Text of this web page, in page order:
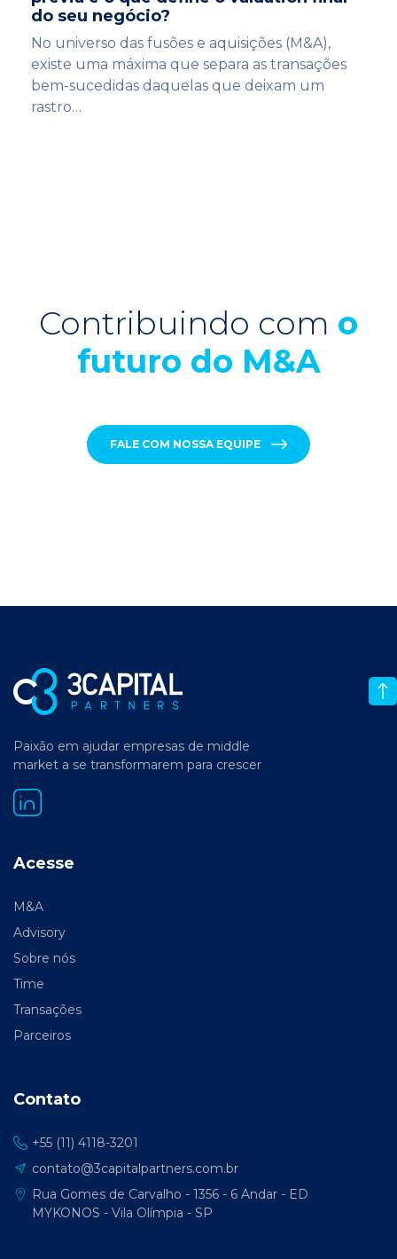
do seu negócio?
No universo das fusões e aquisições (M&A),
existe uma máxima que separa as transações
bem-sucedidas daquelas que deixam um
rastro…
Contribuindo com o
futuro do M&A
FALE COM NOSSA EQUIPE
Paixão em ajudar empresas de middle
market a se transformarem para crescer
Acesse
M&A
Advisory
Sobre nós
Time
Transações
Parceiros
Contato
+55 (11) 4118-3201
contato@3capitalpartners.com.br
Rua Gomes de Carvalho - 1356 - 6 Andar - ED
MYKONOS - Vila Olímpia - SP